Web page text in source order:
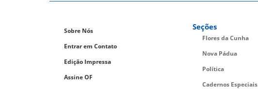
Sobre Nós
Entrar em Contato
Edição Impressa
Assine OF
Seções
Flores da Cunha
Nova Pádua
Política
Cadernos Especiais